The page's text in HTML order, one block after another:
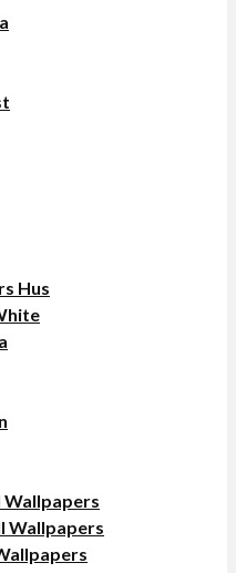
Hus
Wallpapers
Wallpapers